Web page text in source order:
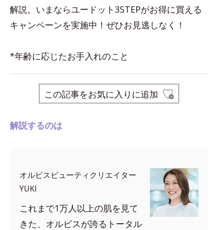
解説。いまならユードット3STEPがお得に買える
キャンペーンを実施中！ぜひお見逃しなく！
*年齢に応じたお手入れのこと
この記事をお気に入りに追加
解説するのは
オルビスビューティクリエイター
YUKI
これまで1万人以上の肌を見て
きた、オルビスが誇るトータル